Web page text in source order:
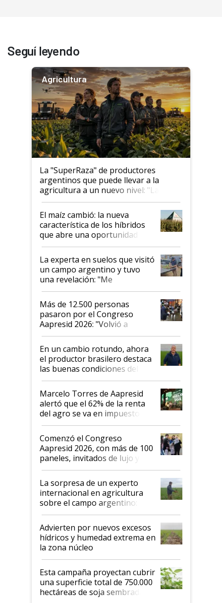
Seguí leyendo
Agricultura
La "SuperRaza" de productores
argentinos que puede llevar a la
agricultura a un nuevo nivel: "Las
posibilidades de crecimiento son
infinitas"
El maíz cambió: la nueva
característica de los híbridos
que abre una oportunidad en
el lote
La experta en suelos que visitó
un campo argentino y tuvo
una revelación: "Me
impresionó mucho"
Más de 12.500 personas
pasaron por el Congreso
Aapresid 2026: "Volvió a
demostrar que hablar del
suelo es hablar de todo el
sistema productivo"
En un cambio rotundo, ahora
el productor brasilero destaca
las buenas condiciones del
agro argentino para invertir:
"Los veo más motivados"
Marcelo Torres de Aapresid
alertó que el 62% de la renta
del agro se va en impuestos:
"No es bueno que en
Argentina se sigan discutiendo
las mismas cosas de hace 50
años"
Comenzó el Congreso
Aapresid 2026, con más de 100
paneles, invitados de lujo y
todas las tendencias
La sorpresa de un experto
internacional en agricultura
sobre el campo argentino:
"Estoy muy impresionado"
Advierten por nuevos excesos
hídricos y humedad extrema en
la zona núcleo
Esta campaña proyectan cubrir
una superficie total de 750.000
hectáreas de soja sembradas